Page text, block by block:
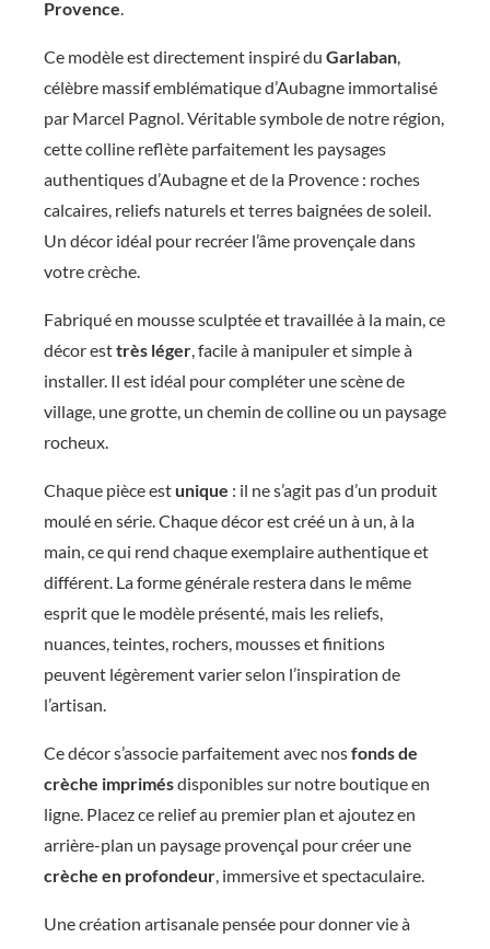
a
r
t
s
a
n
–
I
n
r
a
t
i
o
n
G
a
r
l
a
Provence.
Ce modèle est directement inspiré du Garlaban,
célèbre massif emblématique d’Aubagne immortalisé
par Marcel Pagnol. Véritable symbole de notre région,
cette colline reflète parfaitement les paysages
authentiques d’Aubagne et de la Provence : roches
calcaires, reliefs naturels et terres baignées de soleil.
Un décor idéal pour recréer l’âme provençale dans
votre crèche.
Fabriqué en mousse sculptée et travaillée à la main, ce
décor esttrès léger, facile à manipuler et simple à
installer. Il est idéal pour compléter une scène de
village, une grotte, un chemin de colline ou un paysage
rocheux.
Chaque pièce est unique : il ne s’agit pas d’un produit
moulé en série. Chaque décor est créé un à un, à la
main, ce qui rend chaque exemplaire authentique et
différent. La forme générale restera dans le même
esprit que le modèle présenté, mais les reliefs,
nuances, teintes, rochers, mousses et finitions
peuvent légèrement varier selon l’inspiration de
l’artisan.
Ce décor s’associe parfaitement avec nosfonds de
crèche imprimésdisponibles sur notre boutique en
ligne. Placez ce relief au premier plan et ajoutez en
arrière-plan un paysage provençal pour créer une
crèche en profondeur, immersive et spectaculaire.
Une création artisanale pensée pour donner vie à